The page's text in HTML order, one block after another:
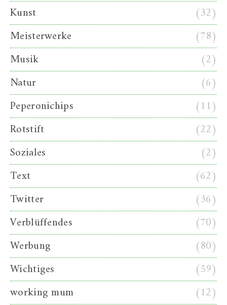
Kunst
(32)
Meisterwerke
(78)
Musik
(2)
Natur
(6)
Peperonichips
(11)
Rotstift
(22)
Soziales
(2)
Text
(62)
Twitter
(36)
Verblüffendes
(70)
Werbung
(80)
Wichtiges
(59)
working mum
(12)